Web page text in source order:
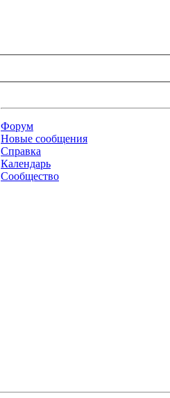
Форум
Новые сообщения
Справка
Календарь
Сообщество